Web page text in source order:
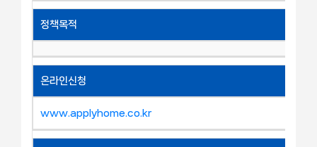
정책목적
온라인신청
www.applyhome.co.kr